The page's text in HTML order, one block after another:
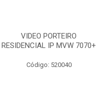
VIDEO PORTEIRO
RESIDENCIAL IP MVW 7070+
Código: 520040